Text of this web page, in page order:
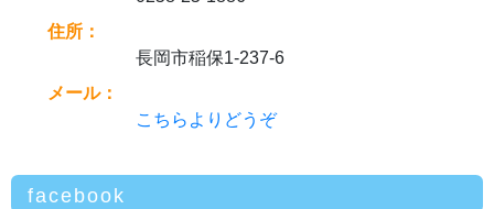
住所：
長岡市稲保1-237-6
メール：
こちらよりどうぞ
facebook